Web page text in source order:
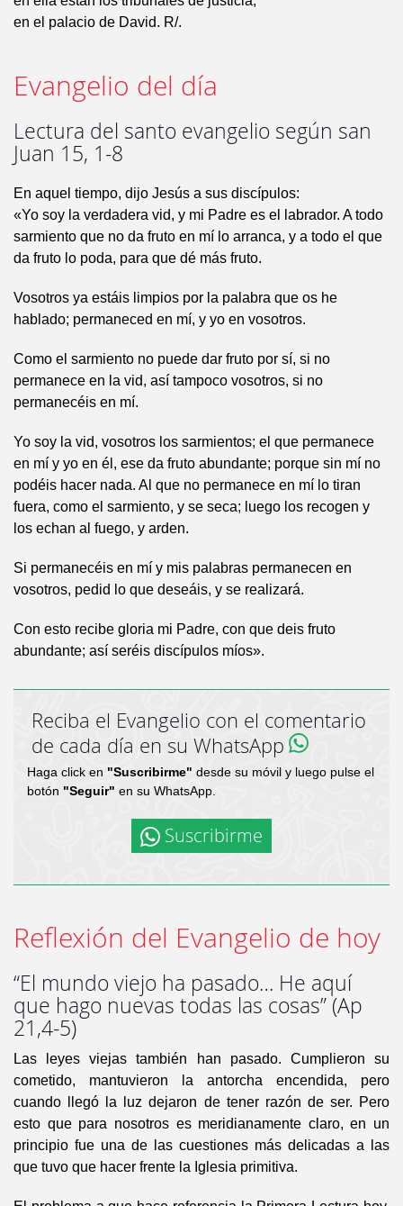
en el palacio de David. R/.
Evangelio del día
Lectura del santo evangelio según san
Juan 15, 1-8
En aquel tiempo, dijo Jesús a sus discípulos:
«Yo soy la verdadera vid, y mi Padre es el labrador. A todo
sarmiento que no da fruto en mí lo arranca, y a todo el que
da fruto lo poda, para que dé más fruto.
Vosotros ya estáis limpios por la palabra que os he
hablado; permaneced en mí, y yo en vosotros.
Como el sarmiento no puede dar fruto por sí, si no
permanece en la vid, así tampoco vosotros, si no
permanecéis en mí.
Yo soy la vid, vosotros los sarmientos; el que permanece
en mí y yo en él, ese da fruto abundante; porque sin mí no
podéis hacer nada. Al que no permanece en mí lo tiran
fuera, como el sarmiento, y se seca; luego los recogen y
los echan al fuego, y arden.
Si permanecéis en mí y mis palabras permanecen en
vosotros, pedid lo que deseáis, y se realizará.
Con esto recibe gloria mi Padre, con que deis fruto
abundante; así seréis discípulos míos».
Reciba el Evangelio con el comentario
de cada día en su WhatsApp
Haga click en "Suscribirme" desde su móvil y luego pulse el
botón "Seguir" en su WhatsApp.
Suscribirme
Reflexión del Evangelio de hoy
“El mundo viejo ha pasado… He aquí
que hago nuevas todas las cosas” (Ap
21,4-5)
Las leyes viejas también han pasado. Cumplieron su
cometido, mantuvieron la antorcha encendida, pero
cuando llegó la luz dejaron de tener razón de ser. Pero
esto que para nosotros es meridianamente claro, en un
principio fue una de las cuestiones más delicadas a las
que tuvo que hacer frente la Iglesia primitiva.